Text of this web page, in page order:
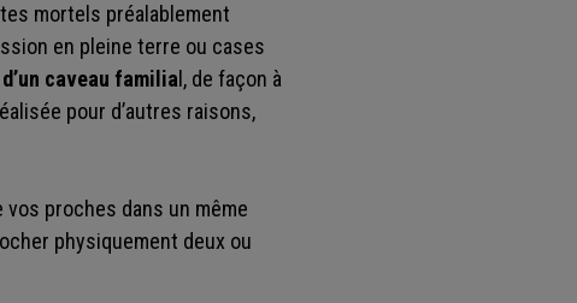
mortels préalablement
en pleine terre ou cases
caveau familial, de façon à
pour d’autres raisons,
proches dans un même
physiquement deux ou